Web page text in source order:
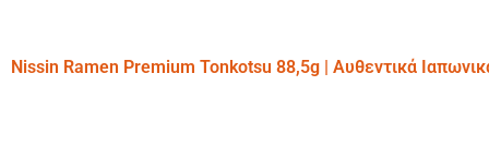
Nissin Ramen Premium Tonkotsu 88,5g | Αυθεντικά